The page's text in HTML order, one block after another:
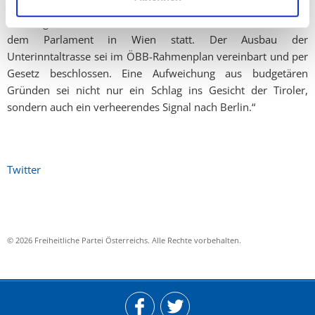
dem Parlament in Wien statt. Der Ausbau der
Unterinntaltrasse sei im ÖBB-Rahmenplan vereinbart und per
Gesetz beschlossen. Eine Aufweichung aus budgetären
Gründen sei nicht nur ein Schlag ins Gesicht der Tiroler,
sondern auch ein verheerendes Signal nach Berlin.“
Twitter
© 2026 Freiheitliche Partei Österreichs. Alle Rechte vorbehalten.